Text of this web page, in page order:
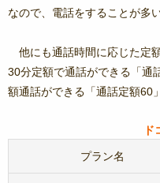
なので、電話をすることが多
他にも通話時間に応じた定
30分定額で通話ができる「通
額通話ができる「通話定額60
ド
プラン名